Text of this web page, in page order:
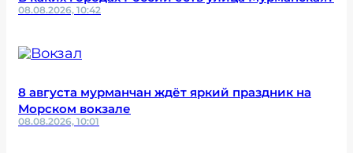
08.08.2026, 10:42
8 августа мурманчан ждёт яркий праздник на
Морском вокзале
08.08.2026, 10:01